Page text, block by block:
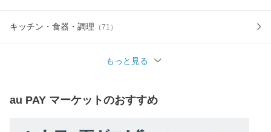
キッチン・食器・調理 （71 ）
もっと見る
au PAY マーケットのおすすめ